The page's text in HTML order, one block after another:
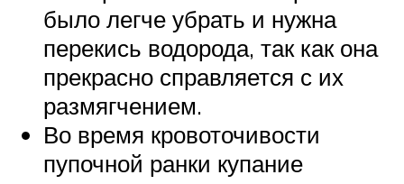
было легче убрать и нужна
перекись водорода, так как она
прекрасно справляется с их
размягчением.
Во время кровоточивости
пупочной ранки купание